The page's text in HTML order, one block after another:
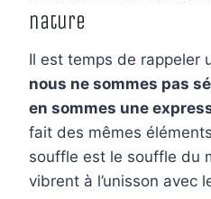
nature
Il est temps de rappeler
nous ne sommes pas
en sommes une
fait des mêmes
souffle est le souffle du
vibrent à l’unisson avec